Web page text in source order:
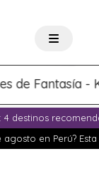
- Karla
4 destinos
en Perú?